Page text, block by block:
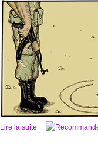
Lire la suite